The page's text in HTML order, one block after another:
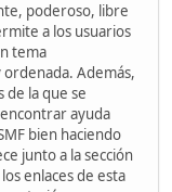
poderoso, libre
a los usuarios
tema
Además,
la que se
ayuda
bien haciendo
junto a la sección
enlaces de esta